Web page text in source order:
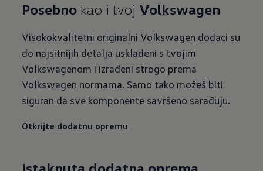
Posebno kao i tvoj Volkswagen
Visokokvalitetni originalni Volkswagen dodaci su
do najsitnijih detalja usklađeni s tvojim
Volkswagenom i izrađeni strogo prema
Volkswagen normama. Samo tako možeš biti
siguran da sve komponente savršeno sarađuju.
Otkrijte dodatnu opremu